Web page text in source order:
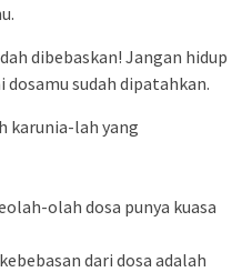
dibebaskan! Jangan hidup
sudah dipatahkan.
karunia-lah yang
olah dosa punya kuasa
dari dosa adalah